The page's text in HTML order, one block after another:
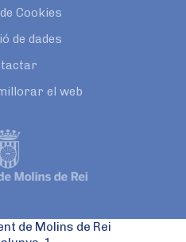
Cookies
de dades
el web
de Molins de Rei